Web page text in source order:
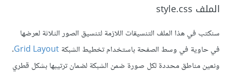
الملف style.css
سنكتب في هذا الملف التنسيقات اللازمة لتنسيق الصور الثلاثة لعرضها
في حاوية في وسط الصفحة باستخدام تخطيط الشبكةGrid Layout
.
ونعين مناطق محددة لكل صورة ضمن الشبكة لضمان ترتيبها بشكل قطري